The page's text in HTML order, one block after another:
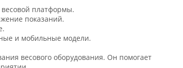
весовой платформы.
показаний.
и мобильные модели.
весового оборудования. Он помогает